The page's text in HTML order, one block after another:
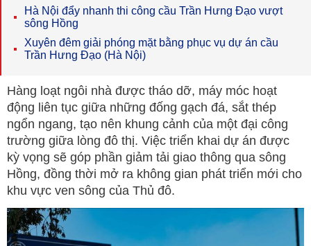
Hà Nội đẩy nhanh thi công cầu Trần Hưng Đạo vượt
sông Hồng
Xuyên đêm giải phóng mặt bằng phục vụ dự án cầu
Trần Hưng Đạo (Hà Nội)
Hàng loạt ngôi nhà được tháo dỡ, máy móc hoạt
động liên tục giữa những đống gạch đá, sắt thép
ngổn ngang, tạo nên khung cảnh của một đại công
trường giữa lòng đô thị. Việc triển khai dự án được
kỳ vọng sẽ góp phần giảm tải giao thông qua sông
Hồng, đồng thời mở ra không gian phát triển mới cho
khu vực ven sông của Thủ đô.